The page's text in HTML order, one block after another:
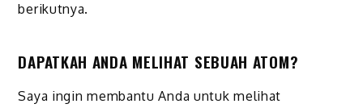
berikutnya.
DAPATKAH ANDA MELIHAT SEBUAH ATOM?
Saya ingin membantu Anda untuk melihat